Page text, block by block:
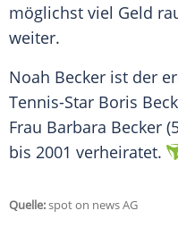
möglichst viel Geld
weiter.
Noah Becker ist der
Tennis-Star Boris
Frau Barbara Becker
bis 2001 verheiratet.
Quelle:spot on news AG